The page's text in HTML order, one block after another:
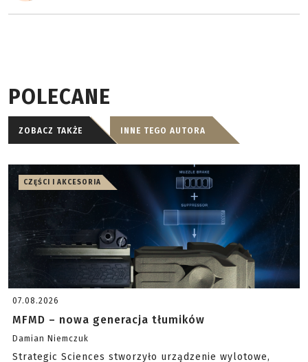
POLECANE
ZOBACZ TAKŻE INNE TEGO AUTORA
CZĘŚCI I AKCESORIA
07.08.2026
MFMD – nowa generacja tłumików
Damian Niemczuk
Strategic Sciences stworzyło urządzenie wylotowe,